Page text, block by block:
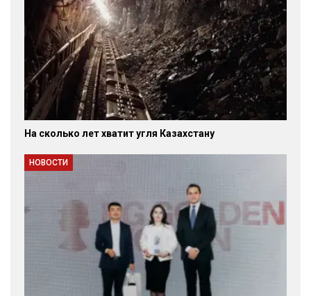
На сколько лет хватит угля Казахстану
НОВОСТИ